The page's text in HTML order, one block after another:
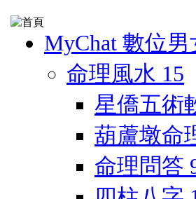
MyChat 數位男
命理風水 15
星僑五術
葫蘆墩命
命理問答